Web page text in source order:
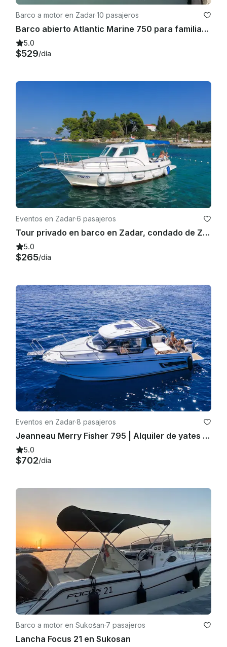
Barco a motor en Zadar·10 pasajeros
Barco abierto Atlantic Marine 750 para familias en Zadar, Croacia
5.0
$529/día
Eventos en Zadar·6 pasajeros
Tour privado en barco en Zadar, condado de Zadar
5.0
$265/día
Eventos en Zadar·8 pasajeros
Jeanneau Merry Fisher 795 | Alquiler de yates a motor en Zadar, Croacia
5.0
$702/día
Barco a motor en Sukošan·7 pasajeros
Lancha Focus 21 en Sukosan